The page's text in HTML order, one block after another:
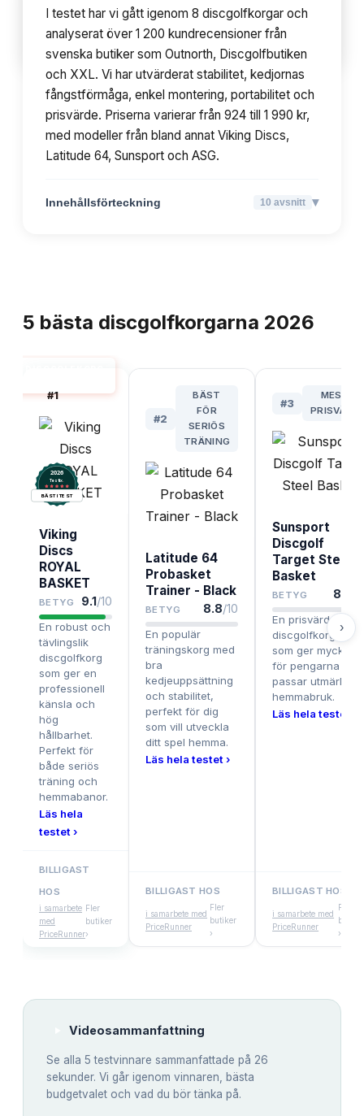
Innehållsförteckning 10avsnitt
I testet har vi gått igenom 8 discgolfkorgar och
analyserat över 1 200 kundrecensioner från
svenska butiker som Outnorth, Discgolfbutiken
och XXL. Vi har utvärderat stabilitet, kedjornas
fångstförmåga, enkel montering, portabilitet och
prisvärde. Priserna varierar från 924 till 1 990 kr,
med modeller från bland annat Viking Discs,
Latitude 64, Sunsport och ASG.
Innehållsförteckning 10 avsnitt ▾
5 bästa discgolfkorgarna 2026
#1
2026
Testix.
BÄST I TEST
Viking
Discs
ROYAL
BASKET
BETYG 9.1/10
En robust och
tävlingslik
discgolfkorg
som ger en
professionell
känsla och
hög
hållbarhet.
Perfekt för
både seriös
träning och
hemmabanor.
Läs hela
testet ›
BILLIGAST
HOS
i samarbete
med
PriceRunner
Fler
butiker
›
#2
BÄST
FÖR
SERIÖS
TRÄNING
Latitude 64
Probasket
Trainer - Black
BETYG 8.8/10
En populär
träningskorg med
bra
kedjeuppsättning
och stabilitet,
perfekt för dig
som vill utveckla
ditt spel hemma.
Läs hela testet ›
BILLIGAST HOS
i samarbete med
PriceRunner
Fler
butiker
›
#3
MEST
PRISVÄRD
Sunsport
Discgolf
Target Steel
Basket
BETYG 8.4
En prisvärd
discgolfkorg i stål
som ger mycket
för pengarna och
passar utmärkt
hemmabruk.
Läs hela testet ›
BILLIGAST HOS
i samarbete med
PriceRunner
Fler
›
›
Videosammanfattning
Se alla 5 testvinnare sammanfattade på 26
sekunder. Vi går igenom vinnaren, bästa
budgetvalet och vad du bör tänka på.